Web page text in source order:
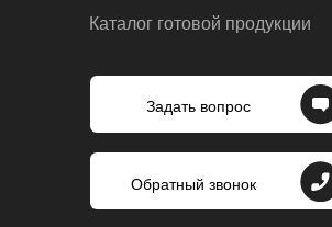
Каталог готовой продукции
Задать вопрос
Обратный звонок